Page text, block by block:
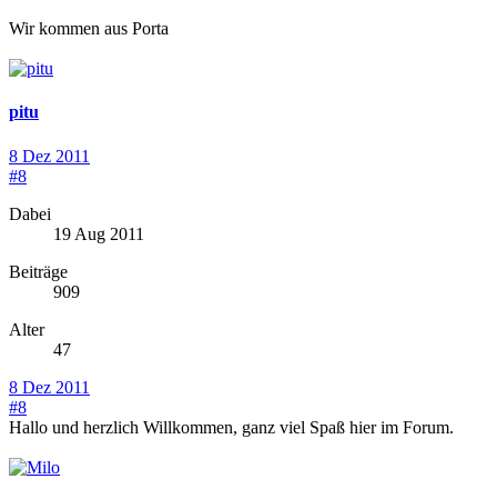
Wir kommen aus Porta
pitu
8 Dez 2011
#8
Dabei
19 Aug 2011
Beiträge
909
Alter
47
8 Dez 2011
#8
Hallo und herzlich Willkommen, ganz viel Spaß hier im Forum.